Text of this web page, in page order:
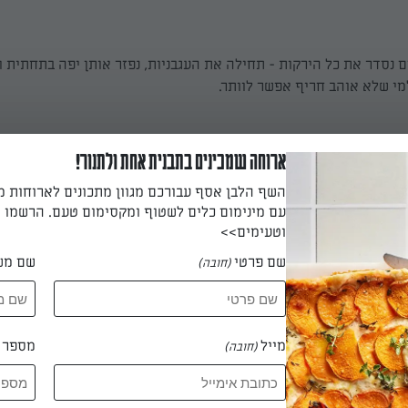
נסדר את כל הירקות - תחילה את העגבניות, נפזר אותן יפה בתחתית
שלא אוהב חריף אפשר לוותר.
הכוסברה (למי שאוהב טעם דומיננטי שיוסיף יותר) את
ולפתוח מעט עם הסכין.
פירמדה ונכין את הרוטב.
ארוחה שמכינים בתבנית אחת ולתנור!
השף הלבן אסף עבורכם מגוון מתכונים
עם מינימום כלים לשטוף ומקסימום טעם. הרשמו
וטעימים>>
שם פרטי(חובה) שם
מייל(חובה) מספר